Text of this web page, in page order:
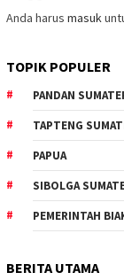
Anda harus masuk
TOPIK POPULER
PANDAN
TAPTENG
PAPUA
SIBOLGA
PEMERINTAH
BERITA UTAMA